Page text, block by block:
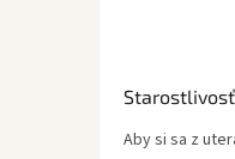
Aby si sa z